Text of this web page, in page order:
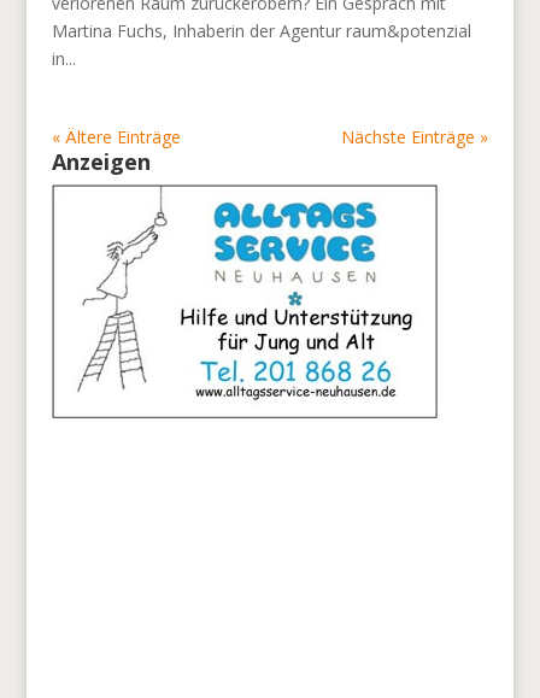
Martina Fuchs, Inhaberin der Agentur raum&potenzial
in...
« Ältere Einträge Nächste Einträge »
Anzeigen